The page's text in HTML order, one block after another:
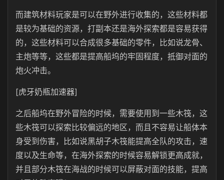
而建筑材料玩家是可以在野外进行收集的，这些材料都
是较为基础的资源，打副本还是海外探索都是容易获得
的，这些材料可以合成很多基础的零件，比如说龙骨、
主炮等等，这些都是提高船坞的牢固程度，抵御对面的
炮火冲击。
[虎牙奶瓶加速器]
之后船坞在野外冒险的时候，需要使用到一些木筏，这
些木筏可以探索比较偏远的地区，而且不容易让船体本
身受到伤害，比如说黑胡子木筏能提高全队的攻击，速
度以及生命等，在海外探索的时候容易解锁更高成就，
并且部分木筏在海战的时候可以屏蔽对面的技能，提高